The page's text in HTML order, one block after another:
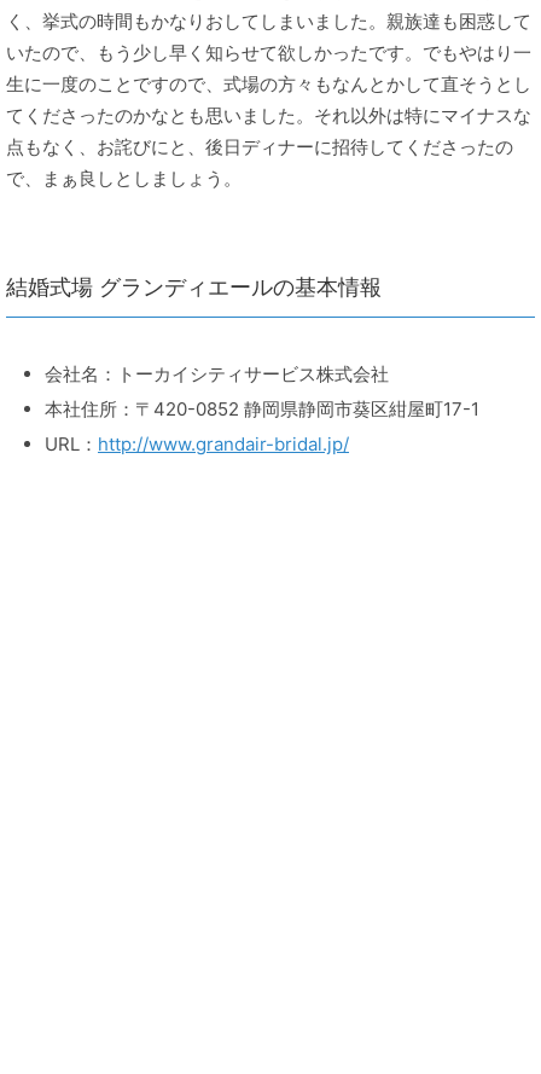
く、挙式の時間もかなりおしてしまいました。親族達も困惑して
いたので、もう少し早く知らせて欲しかったです。でもやはり一
生に一度のことですので、式場の方々もなんとかして直そうとし
てくださったのかなとも思いました。それ以外は特にマイナスな
点もなく、お詫びにと、後日ディナーに招待してくださったの
で、まぁ良しとしましょう。
結婚式場 グランディエールの基本情報
会社名：トーカイシティサービス株式会社
本社住所：〒420-0852 静岡県静岡市葵区紺屋町17-1
URL： http://www.grandair-bridal.jp/